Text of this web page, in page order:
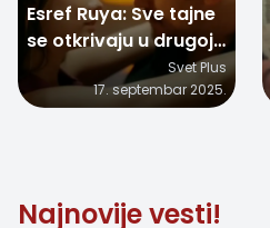
Esref Ruya: Sve tajne
se otkrivaju u drugoj
sezoni - premijera 17.
septembra
Svet Plus
17. septembar 2025.
Najnovije vesti!